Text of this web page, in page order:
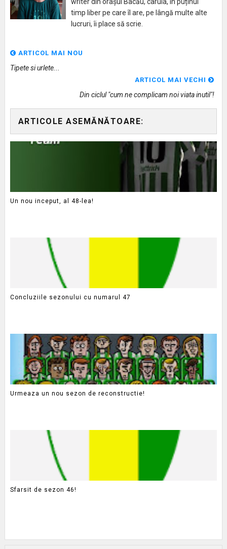
timp liber pe care îl are, pe lângă multe alte
lucruri, îi place să scrie.
ARTICOL MAI NOU
Tipete si urlete...
ARTICOL MAI VECHI
Din ciclul "cum ne complicam noi viata inutil"!
ARTICOLE ASEMĂNĂTOARE:
Un nou inceput, al 48-lea!
Concluziile sezonului cu numarul 47
Urmeaza un nou sezon de reconstructie!
Sfarsit de sezon 46!